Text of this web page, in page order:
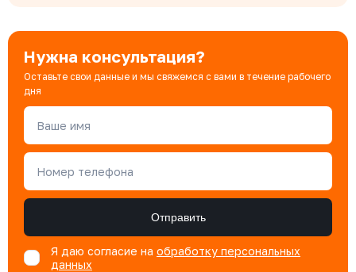
Нужна консультация?
Оставьте свои данные и мы свяжемся с вами в течение рабочего
дня
Ваше имя
Номер телефона
Отправить
Я даю согласие на обработку персональных
данных